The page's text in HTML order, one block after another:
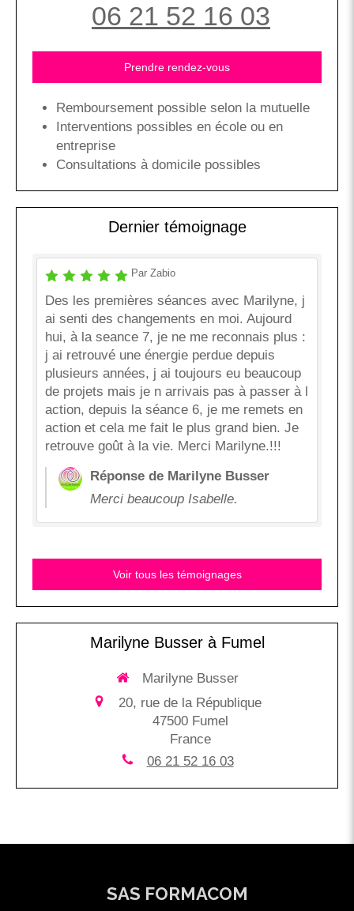
06 21 52 16 03
Prendre rendez-vous
Remboursement possible selon la mutuelle
Interventions possibles en école ou en
entreprise
Consultations à domicile possibles
Dernier témoignage
Par Zabio
Des les premières séances avec Marilyne, j
ai senti des changements en moi. Aujourd
hui, à la seance 7, je ne me reconnais plus :
j ai retrouvé une énergie perdue depuis
plusieurs années, j ai toujours eu beaucoup
de projets mais je n arrivais pas à passer à l
action, depuis la séance 6, je me remets en
action et cela me fait le plus grand bien. Je
retrouve goût à la vie. Merci Marilyne.!!!
Réponse de Marilyne Busser
Merci beaucoup Isabelle.
Voir tous les témoignages
Marilyne Busser à Fumel
Marilyne Busser
20, rue de la République
47500 Fumel
France
06 21 52 16 03
SAS FORMACOM